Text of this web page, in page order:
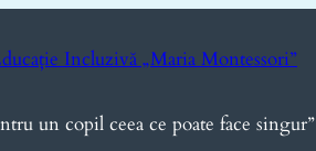
Incluzivă „Maria Montessori”
un copil ceea ce poate face singur”